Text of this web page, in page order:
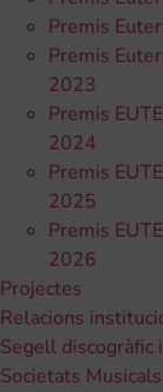
Premis
Premis
2023
Premis
2024
Premis
2025
Premis
2026
Projectes
Relacions
Segell discogràfic
Societats Musicals